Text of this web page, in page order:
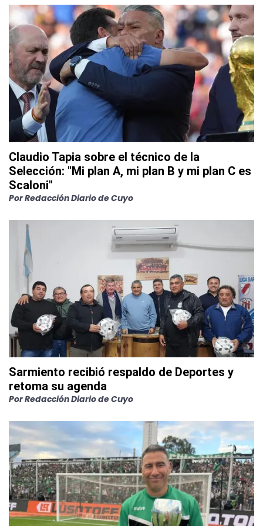
Claudio Tapia sobre el técnico de la
Selección: "Mi plan A, mi plan B y mi plan C es
Scaloni"
PorRedacción Diario de Cuyo
Sarmiento recibió respaldo de Deportes y
retoma su agenda
PorRedacción Diario de Cuyo